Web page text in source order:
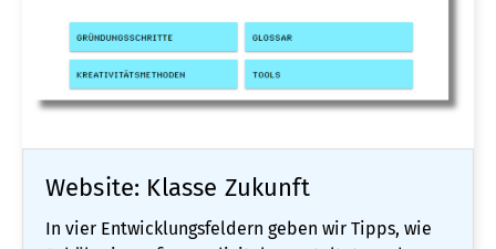
Website: Klasse Zukunft
In vier Entwicklungsfeldern geben wir Tipps, wie